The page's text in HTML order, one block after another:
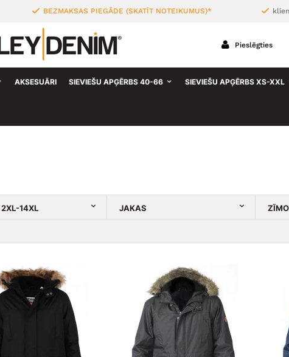
BEZMAKSAS PIEGĀDE (SKATĪT NOTEIKUMUS)*
Pieslēgties
AKSESUĀRI SIEVIEŠU APĢĒRBS 40-66 SIEVIEŠU APĢĒRBS XS-XXL
14XL JAKAS